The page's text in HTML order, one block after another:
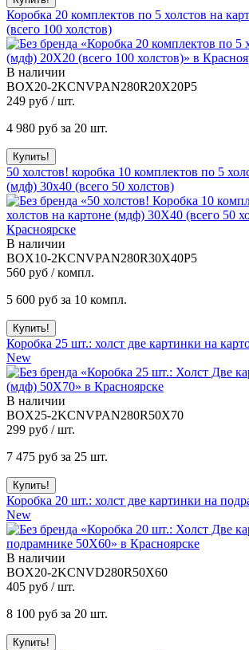
Коробка 20 комплектов по 5 холстов на
(всего 100 холстов)
В наличии
BOX20-2KCNVPAN280R20X20P5
249 руб / шт.
4 980 руб за 20 шт.
50 холстов! коробка 10 комплектов по 5
(мдф) 30x40 (всего 50 холстов)
В наличии
BOX10-2KCNVPAN280R30X40P5
560 руб / компл.
5 600 руб за 10 компл.
Коробка 25 шт.: холст две картинки на
New
В наличии
BOX25-2KCNVPAN280R50X70
299 руб / шт.
7 475 руб за 25 шт.
Коробка 20 шт.: холст две картинки на
New
В наличии
BOX20-2KCNVD280R50X60
405 руб / шт.
8 100 руб за 20 шт.